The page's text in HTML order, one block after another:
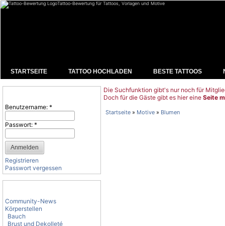
Tattoo-Bewertung für Tattoos, Vorlagen und Motive
STARTSEITE TATTOO HOCHLADEN BESTE TATTOOS
Benutzername: *
Passwort: *
Registrieren
Passwort vergessen
Community-News
Körperstellen
Bauch
Brust und Dekolleté
Die Suchfunktion gibt's nur noch für
Doch für die Gäste gibt es hier eine Seite
Startseite » Motive » Blumen